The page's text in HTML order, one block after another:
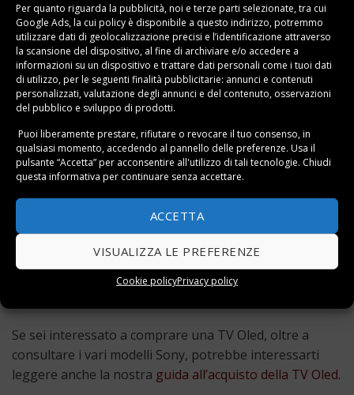
Per quanto riguarda la pubblicità, noi e terze parti selezionate, tra cui
Google Ads, la cui policy è disponibile a questo indirizzo, potremmo
utilizzare dati di geolocalizzazione precisi e l’identificazione attraverso
la scansione del dispositivo, al fine di archiviare e/o accedere a
informazioni su un dispositivo e trattare dati personali come i tuoi dati
di utilizzo, per le seguenti finalità pubblicitarie: annunci e contenuti
personalizzati, valutazione degli annunci e del contenuto, osservazioni
del pubblico e sviluppo di prodotti.
Puoi liberamente prestare, rifiutare o revocare il tuo consenso, in
qualsiasi momento, accedendo al pannello delle preferenze. Usa il
pulsante “Accetta” per acconsentire all'utilizzo di tali tecnologie. Chiudi
questa informativa per continuare senza accettare.
ACCETTA
VISUALIZZA LE PREFERENZE
Cookie policyPrivacy policy
In questa pagina trovi tutti i modelli diTV Oled Sony
puoi acquistare oggi. Raccogliamo le migliori Tv Oled
che puoi trovare anche in offerta ad un prezzo
scontato: puoi infatti vedere tutti i televisori Sony Oled
scontati con il prezzo di listino ed il prezzo in offerta, in
modo da vedere subito quanto puoi risparmiare
Se sei interessato a comprare una TV Oled, oltre a
consultare i vari modelli Sony, potrebbe interessarti
leggere anche la nostra guida all’acquisto della TV Oled.